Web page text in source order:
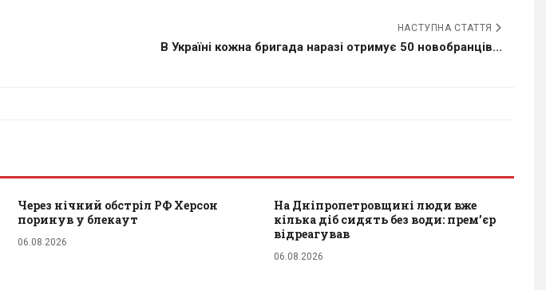
НАСТУПНА СТАТТЯ
В Україні кожна бригада наразі отримує 50 новобранців...
Через нічний обстріл РФ Херсон
поринув у блекаут
06.08.2026
На Дніпропетровщині люди вже
кілька діб сидять без води: прем’єр
відреагував
06.08.2026